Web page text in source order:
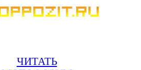
ЧИТАТЬ